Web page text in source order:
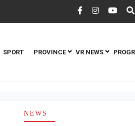
SPORT PROVINCE VR NEWS
NEWS